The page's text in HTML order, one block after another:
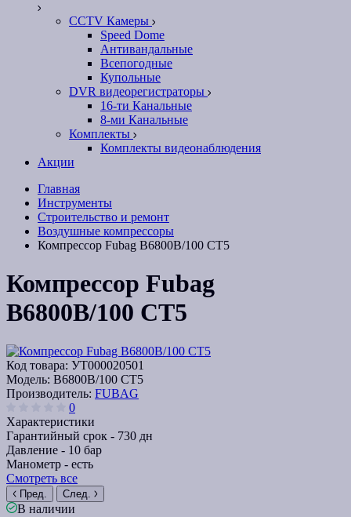
CCTV Камеры
Speed Dome
Антивандальные
Всепогодные
Купольные
DVR видеорегистраторы
16-ти Канальные
8-ми Канальные
Комплекты
Комплекты видеонаблюдения
Акции
Главная
Инструменты
Строительство и ремонт
Воздушные компрессоры
Компрессор Fubag B6800B/100 CT5
Компрессор Fubag
B6800B/100 CT5
Код товара: УТ000020501
Модель: B6800B/100 CT5
Производитель: FUBAG
0
Характеристики
Гарантийный срок - 730 дн
Давление - 10 бар
Манометр - есть
Смотреть все
Пред. След.
В наличии